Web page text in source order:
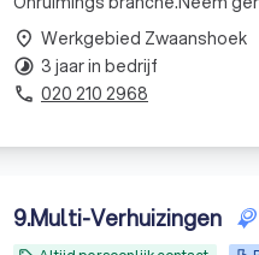
place Werkgebied Zwaanshoek
timelapse 3 jaar in bedrijf
phone 020 210 2968
9.Multi-Verhuizingen